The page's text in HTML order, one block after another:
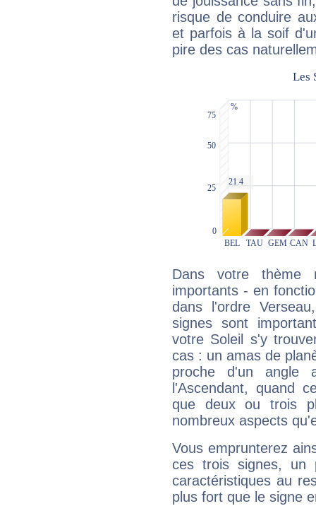
risque de conduire
et parfois à la soif
pire des cas
Dans votre thème
importants - en
dans l'ordre
signes sont
votre Soleil s'y
cas : un amas de
proche d'un
l'Ascendant, quand
que deux ou trois
nombreux aspects
Vous emprunterez
ces trois signes, un
caractéristiques au
plus fort que le signe